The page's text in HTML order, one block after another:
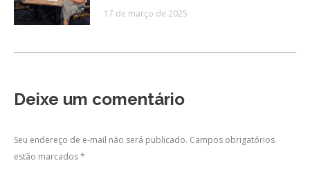
17 de março de 2025
Deixe um comentário
Seu endereço de e-mail não será publicado. Campos obrigatórios
estão marcados*